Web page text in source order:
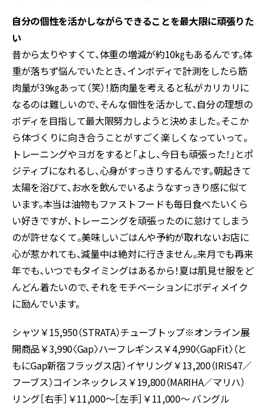
自分の個性を活かしながらできることを最大限に頑張りた
い
昔から太りやすくて、体重の増減が約10㎏もあるんです。体
重が落ちず悩んでいたとき、インボディで計測をしたら筋
肉量が39㎏あって（笑）！筋肉量を考えると私がカリカリに
なるのは難しいので、そんな個性を活かして、自分の理想の
ボディを目指して最大限努力しようと決めました。そこか
ら体づくりに向き合うことがすごく楽しくなっていって。
トレーニングやヨガをすると「よし、今日も頑張った！」とポ
ジティブになれるし、心身がすっきりするんです。朝起きて
太陽を浴びて、お水を飲んでいるようなすっきり感に似て
います。本当は油物もファストフードも毎日食べたいくら
い好きですが、トレーニングを頑張ったのに怠けてしまう
のが許せなくて。美味しいごはんや予約が取れないお店に
心が惹かれても、減量中は絶対に行きません。来月でも再来
年でも、いつでもタイミングはあるから！夏は肌見せ服をど
んどん着たいので、それをモチベーションにボディメイク
に励んでいます。
シャツ￥15,950（STRATA）チューブトップ※オンライン展
開商品￥3,990〈Gap〉ハーフレギンス￥4,990〈GapFit〉（と
もにGap新宿フラッグス店）イヤリング￥13,200（IRIS47／
フーブス）コインネックレス￥19,800（MARIHA／マリハ）
リング［右手］￥11,000〜［左手］￥11,000〜 バングル